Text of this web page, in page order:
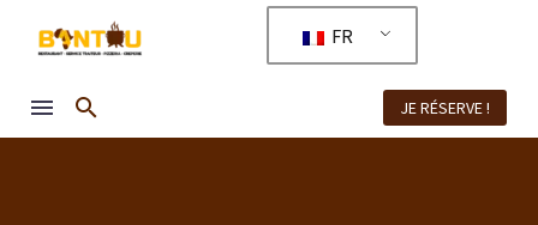
FR
JE RÉSERVE !